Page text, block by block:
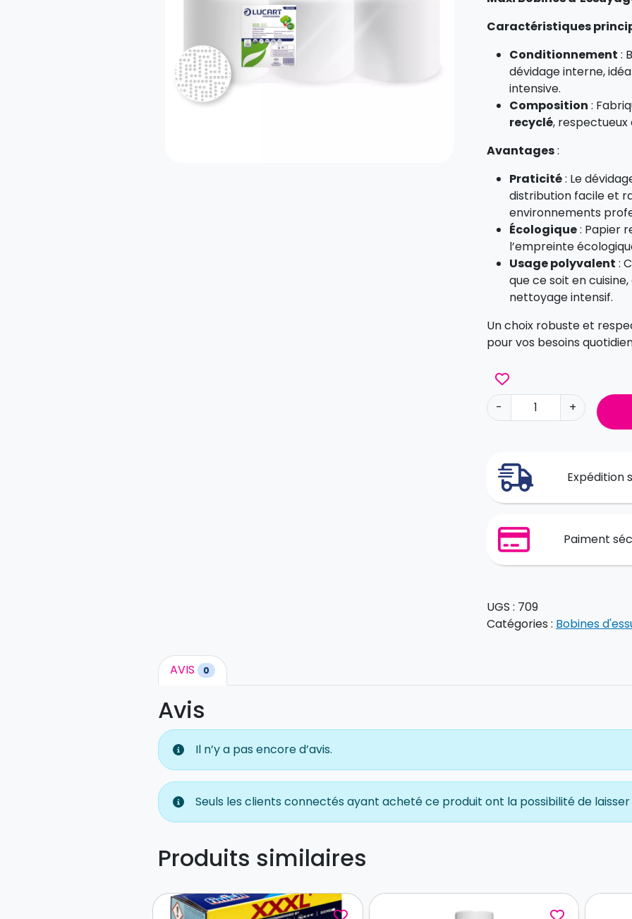
Caractéristiques
Conditionnement :
dévidage interne,
intensive.
Composition :
recyclé, respectueux
Avantages:
Praticité: Le
distribution facile et
environnements
Écologique: Papier
l’empreinte
Usage polyvalent :
que ce soit en
nettoyage intensif.
Un choix robuste et
pour vos besoins
-
q
u
x
i
i
b
l
l
e
6
+
Expédition
Paiment
UGS : 709
Catégories : Bobines
AVIS 0
Avis
Il n’y a pas encore d’avis.
Seuls les clients connectés ayant acheté ce produit ont la possibilité de laisser
Produits similaires